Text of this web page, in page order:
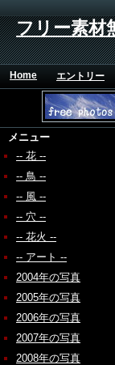
フリー素材
Home エントリー
メニュー
-- 花 --
-- 鳥 --
-- 風 --
-- 穴 --
-- 花火 --
-- アート --
2004年の写真
2005年の写真
2006年の写真
2007年の写真
2008年の写真